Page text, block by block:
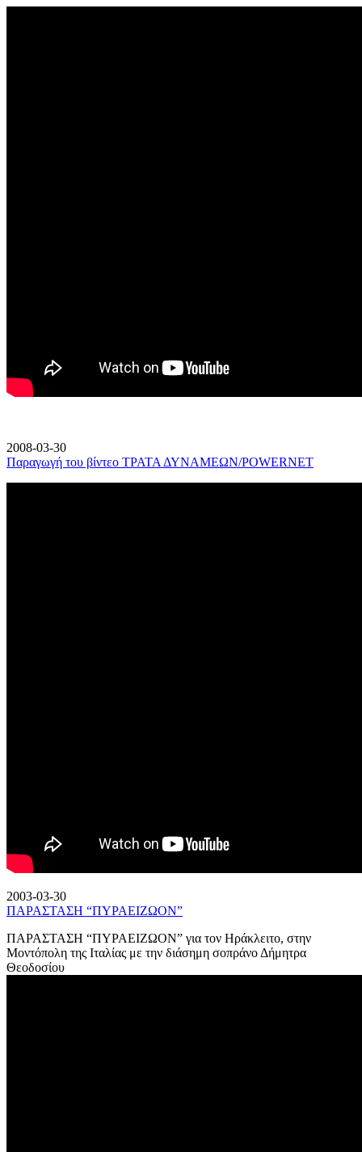
2008-03-30
Παραγωγή του βίντεο ΤΡΑΤΑ ΔΥΝΑΜΕΩΝ/POWERNET
2003-03-30
ΠΑΡΑΣΤΑΣΗ “ΠΥΡΑΕΙΖΩΟΝ”
ΠΑΡΑΣΤΑΣΗ “ΠΥΡΑΕΙΖΩΟΝ” για τον Ηράκλειτο, στην
Μοντόπολη της Ιταλίας με την διάσημη σοπράνο Δήμητρα
Θεοδοσίου